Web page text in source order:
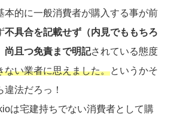
本的に一般消費者が購入する事が前
不具合を記載せず（内見でももちろ
尚且つ免責まで明記されている態度
ない業者に思えました。というかそ
法だろっ！
は宅建持ちでない消費者として購